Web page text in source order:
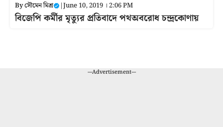
Byসৌমেন মিশ্র |June 10, 2019 । 2:06 PM
বিজেপি কর্মীর মৃত্যুর প্রতিবাদে পথঅবরোধ চন্দ্রকোণায়
---Advertisement---